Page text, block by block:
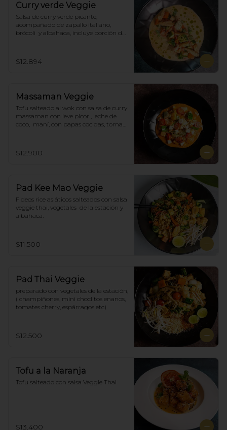
Curry verde Veggie
Salsa de curry verde picante,
acompañado de zapallo italiano,
brócoli  y albahaca, incluye porción de
$12.894
Massaman Veggie
Tofu salteado al wok con salsa de curry
massaman con leve picor , leche de
coco,  maní, con papas cocidas, tomate
$12.900
Pad Kee Mao Veggie
Fideos rice asiáticos salteados con salsa
veggie thai, vegetales  de la estación y
albahaca.
$11.500
Pad Thai Veggie
preparado con vegetales de la estación,
( champiñones, mini choclitos enanos,
tomates cherry, espárragos etc)
$12.500
Tofu a la Naranja
Tofu salteado con salsa Veggie Thai
$13.400